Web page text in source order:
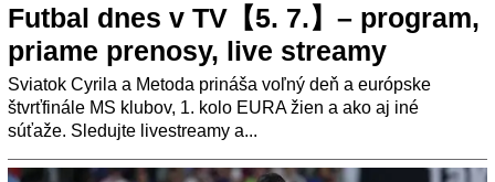
Futbal dnes v TV【5. 7.】– program,
priame prenosy, live streamy
Sviatok Cyrila a Metoda prináša voľný deň a európske
štvrťfinále MS klubov, 1. kolo EURA žien a ako aj iné
súťaže. Sledujte livestreamy a...